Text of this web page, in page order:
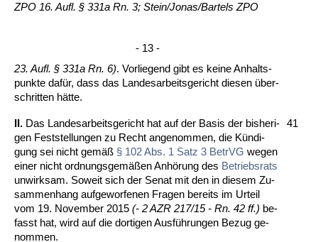
ZPO 16. Aufl. § 331a Rn. 3; St­ein/Jo­nas/Bar­tels ZPO
- 13 -
23. Aufl. § 331a Rn. 6). Vor­lie­gend gibt es kei­ne An­halts­
punk­te dafür, dass das Lan­des­ar­beits­ge­richt die­sen über­
schrit­ten hätte.
II. Das Lan­des­ar­beits­ge­richt hat auf der Ba­sis der bis­he­ri­
gen Fest­stel­lun­gen zu Recht an­ge­nom­men, die Kündi­
gung sei nicht gemäß § 102 Abs. 1 Satz 3 Be­trVG we­gen
ei­ner nicht ord­nungs­gemäßen Anhörung des Be­triebs­rats
un­wirk­sam. So­weit sich der Se­nat mit den in die­sem Zu­
sam­men­hang auf­ge­wor­fe­nen Fra­gen be­reits im Ur­teil
vom 19. No­vem­ber 2015 (- 2 AZR 217/15 - Rn. 42 ff.) be­
fasst hat, wird auf die dor­ti­gen Ausführun­gen Be­zug ge­
nom­men.
41